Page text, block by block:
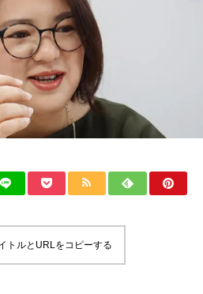
トルとURLをコピーする